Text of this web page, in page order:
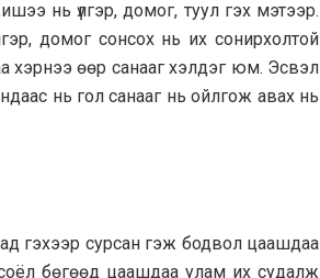
нь үлгэр, домог, туул гэх мэтээр.
домог сонсох нь их сонирхолтой
хэрнээ өөр санааг хэлдэг юм. Эсвэл
нь гол санааг нь ойлгож авах нь
гэхээр сурсан гэж бодвол цаашдаа
соёл бөгөөд цаашдаа улам их судалж